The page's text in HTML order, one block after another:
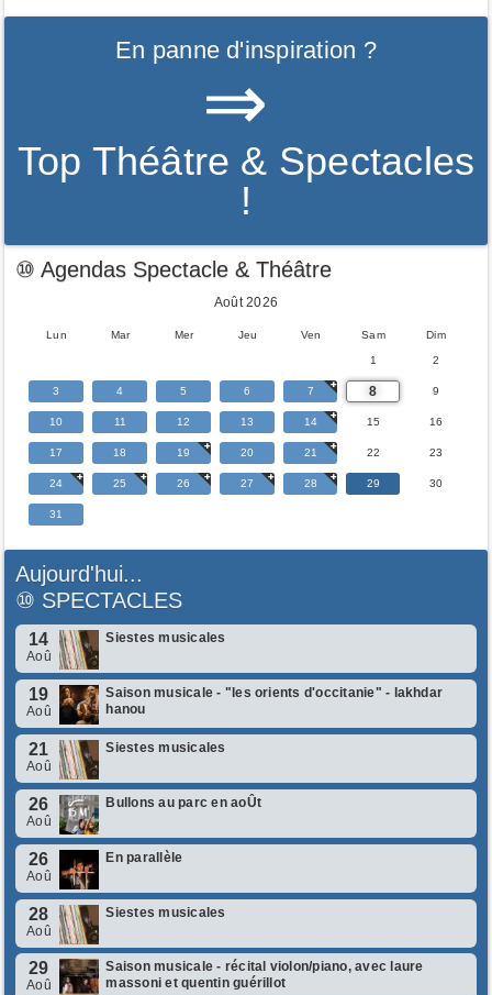
En panne d'inspiration ?
⇒
Top Théâtre & Spectacles
!
⑩ Agendas Spectacle & Théâtre
Août 2026
Lun Mar Mer Jeu Ven Sam Dim
1 2
3 4 5 6 7 8 9
10 11 12 13 14 15 16
17 18 19 20 21 22 23
24 25 26 27 28 29 30
31
Aujourd'hui...
⑩ SPECTACLES
14
Aoû
Siestes musicales
19
Aoû
Saison musicale - "les orients d'occitanie" - lakhdar
hanou
21
Aoû
Siestes musicales
26
Aoû
Bullons au parc en aoÛt
26
Aoû
En parallèle
28
Aoû
Siestes musicales
29
Aoû
Saison musicale - récital violon/piano, avec laure
massoni et quentin guérillot